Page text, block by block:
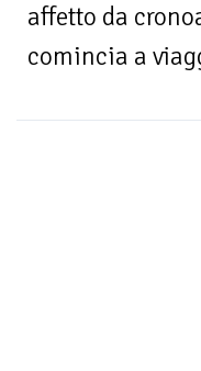
affetto da
comincia a